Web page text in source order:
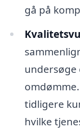
gå på
undersøge
tidligere
hvilke